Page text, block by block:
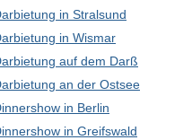
in Stralsund
in Wismar
auf dem Darß
an der Ostsee
in Berlin
in Greifswald